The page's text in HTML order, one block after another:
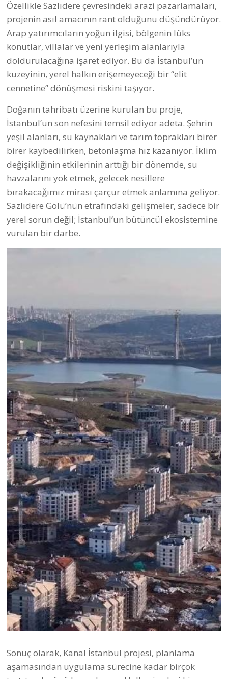
Özellikle Sazlıdere çevresindeki arazi pazarlamaları,
projenin asıl amacının rant olduğunu düşündürüyor.
Arap yatırımcıların yoğun ilgisi, bölgenin lüks
konutlar, villalar ve yeni yerleşim alanlarıyla
doldurulacağına işaret ediyor. Bu da İstanbul’un
kuzeyinin, yerel halkın erişemeyeceği bir “elit
cennetine” dönüşmesi riskini taşıyor.
Doğanın tahribatı üzerine kurulan bu proje,
İstanbul’un son nefesini temsil ediyor adeta. Şehrin
yeşil alanları, su kaynakları ve tarım toprakları birer
birer kaybedilirken, betonlaşma hız kazanıyor. İklim
değişikliğinin etkilerinin arttığı bir dönemde, su
havzalarını yok etmek, gelecek nesillere
bırakacağımız mirası çarçur etmek anlamına geliyor.
Sazlıdere Gölü’nün etrafındaki gelişmeler, sadece bir
yerel sorun değil; İstanbul’un bütüncül ekosistemine
vurulan bir darbe.
Sonuç olarak, Kanal İstanbul projesi, planlama
aşamasından uygulama sürecine kadar birçok